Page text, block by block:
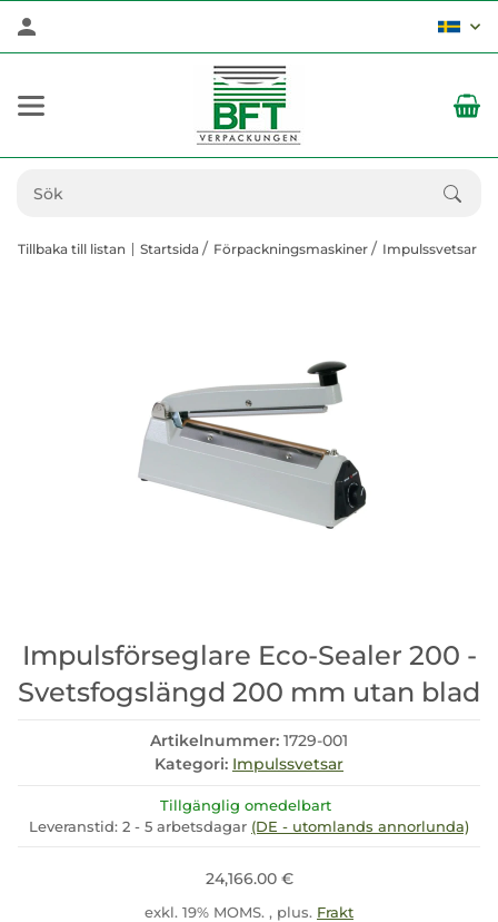
Tillbaka till listan Startsida Förpackningsmaskiner Impulssvetsar
Impulsförseglare Eco-Sealer 200 -
Svetsfogslängd 200 mm utan blad
Artikelnummer: 1729-001
Kategori: Impulssvetsar
Tillgänglig omedelbart
Leveranstid: 2 - 5 arbetsdagar (DE - utomlands annorlunda)
24,166.00 €
exkl. 19% MOMS. , plus. Frakt